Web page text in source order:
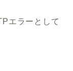
エラーとして